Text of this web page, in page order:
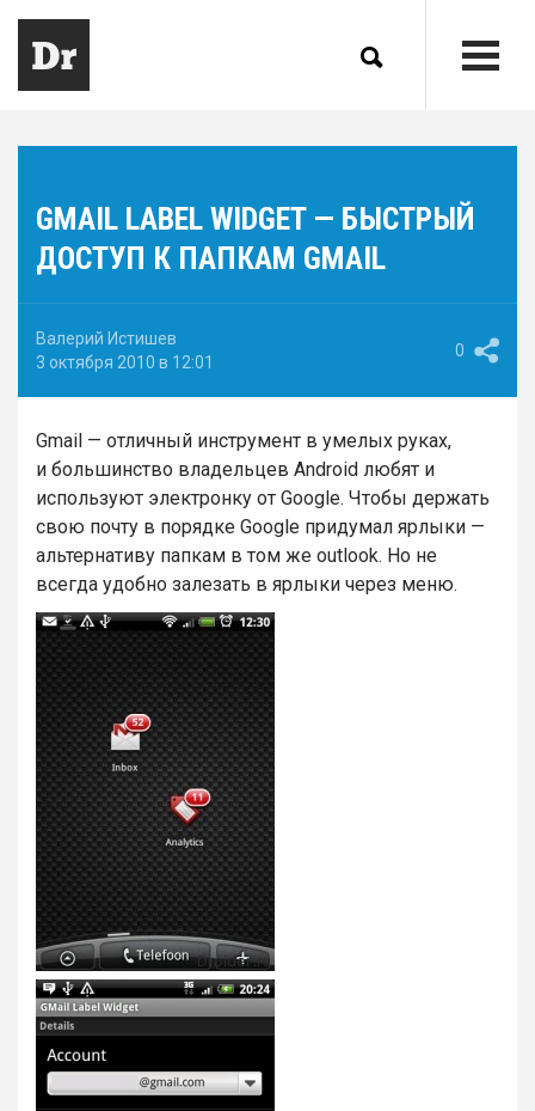
GMAIL LABEL WIDGET — БЫСТРЫЙ
ДОСТУП К ПАПКАМ GMAIL
Валерий Истишев
3 октября 2010 в 12:01
0
Gmail — отличный инструмент в умелых руках,
и большинство владельцев Android любят и
используют электронку от Google. Чтобы держать
свою почту в порядке Google придумал ярлыки —
альтернативу папкам в том же outlook. Но не
всегда удобно залезать в ярлыки через меню.